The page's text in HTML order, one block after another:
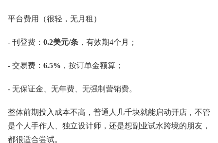
平台费用（很轻，无月租）
- 刊登费： 0.2美元/条 ，有效期4个月；
- 交易费： 6.5% ，按订单金额算；
- 无保证金、无年费、无强制营销费。
整体前期投入成本不高，普通人几千块就能启动开店，不管
是个人手作人、独立设计师，还是想副业试水跨境的朋友，
都很适合尝试。